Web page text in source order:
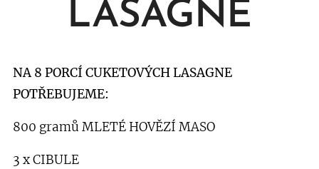
LASAGNE
NA 8 PORCÍ CUKETOVÝCH LASAGNE
POTŘEBUJEME:
800 gramů MLETÉ HOVĚZÍ MASO
3 x CIBULE